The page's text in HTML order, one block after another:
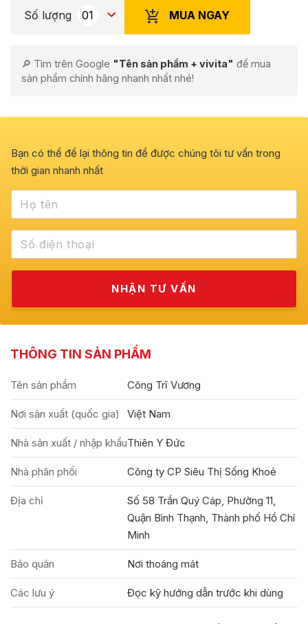
Số lượng MUA NGAY
🔎 Tìm trên Google "Tên sản phẩm + vivita" để mua
sản phẩm chính hãng nhanh nhất nhé!
Bạn có thể để lại thông tin để được chúng tôi tư vấn trong
thời gian nhanh nhất
THÔNG TIN SẢN PHẨM
Tên sản phẩm Công Trĩ Vương
Nơi sản xuất (quốc gia) Việt Nam
Nhà sản xuất / nhập khẩuThiên Y Đức
Nhà phân phối Công ty CP Siêu Thị Sống Khoẻ
Địa chỉ
Số 58 Trần Quý Cáp, Phường 11,
Quận Bình Thạnh, Thành phố Hồ Chí
Minh
Bảo quản Nơi thoáng mát
Các lưu ý Đọc kỹ hướng dẫn trước khi dùng